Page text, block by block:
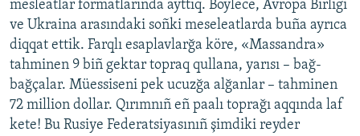
mesleatlar formatlarında ayttıq. Böylece, Avropa Birligi
ve Ukraina arasındaki soñki meseleatlarda buña ayrıca
diqqat ettik. Farqlı esaplavlarğa köre, «Massandra»
tahminen 9 biñ gektar topraq qullana, yarısı – bağ-
bağçalar. Müessiseni pek ucuzğa alğanlar – tahminen
72 million dollar. Qırımnıñ eñ paalı toprağı aqqında laf
kete! Bu Rusiye Federatsiyasınıñ şimdiki reyder